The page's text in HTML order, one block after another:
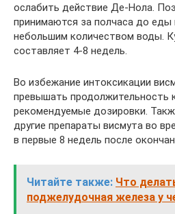
ослабить действие Де-Нола.
принимаются за полчаса до еды
небольшим количеством воды.
составляет 4-8 недель.
Во избежание интоксикации
превышать продолжительность
рекомендуемые дозировки.
другие препараты висмута во
в первые 8 недель после
Читайте также: Что
поджелудочная железа у